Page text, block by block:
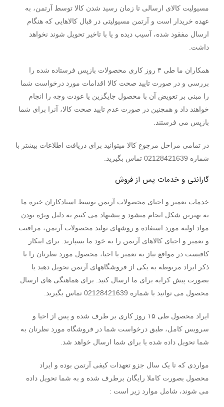
مسیولیت کالای ارسالی تا زمان رسید شدن کالا توسط آرتمن، به
عهده خریدار است و آرتمن مسیولیتی در قبال کالاهایی که هنگام
ارسال مفقود شده، آسیب دیده و یا با تاخیر تحویل شوند نخواهد
داشت.
همکاران ما طی ۳ روز کاری محصولات بازپس فرستاده شده را
بررسی و در صورت تایید صحت کالا اقدامات مورد درخواست شما
را مبنی بر تعویض آن با محصول جایگزین یا عودت وجه را انجام
خواهند داد و همچنین در صورت عدم تایید صحت کالا، آنرا برای شما
بازپس می فرستند.
در تمامی مراحل مرجوع کالا میتوانید برای دریافت اطلاعات بیشتر با
شماره 02128421639 تماس بگیرید.
گارانتی و خدمات پس از فروش
خدمات تعمیر و احیای محصولات آرتمن توسط استادکاران خبره ما
به بهترین شکل انجام میشود و پیشنهاد می کنیم به دلیل ویژه بودن
مواد اولیه مورد استفاده و روشهای تولید محصولات آرتمن، مراقبت
و تعمیر و احیای کالاهای آرتمن را به خود ما بسپارید. برای اینکار
کافیست در مواقع نیاز به تعمیر یا احیا، محصول مورد نظرتان را با
ذکر ایراد مربوطه به یکی از فروشگاههای آرتمن تحویل دهید یا
بصورت پیش کرایه برای ما ارسال کنید. برای هماهنگی های ارسال
محصول می توانید با شماره 02128421639 تماس بگیرید.
ایراد محصول طی ۱۵ روز کاری بر طرف شده و پس از احیا و
سرویس کامل، طبق درخواست شما در فروشگاه مورد نظرتان به
شما تحویل داده شده یا برای شما ارسال خواهد شد.
مواردی که تا یک سال جزو تعهدات کیفی آرتمن بوده و ایراد
محصول بصورت کاملا رایگان برطرف شده و به شما تحویل داده
می شوند، شامل موارد زیر است :